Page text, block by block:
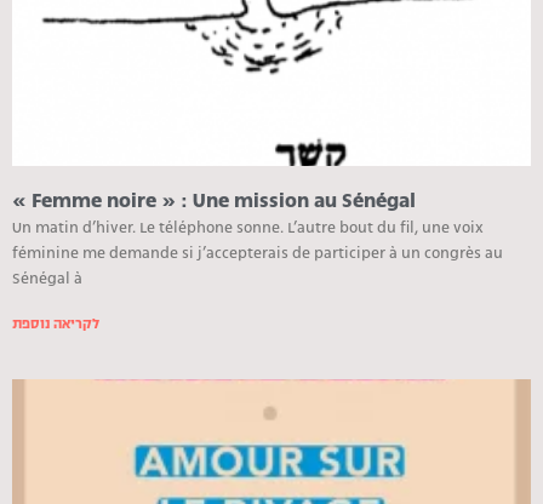
« Femme noire » : Une mission au Sénégal
Un matin d’hiver. Le téléphone sonne. L’autre bout du fil, une voix
féminine me demande si j’accepterais de participer à un congrès au
Sénégal à
לקריאה נוספת